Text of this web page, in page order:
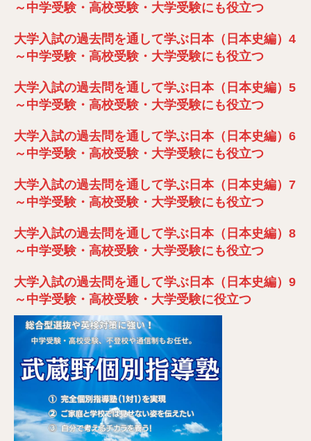
～中学受験・高校受験・大学受験にも役立つ
大学入試の過去問を通して学ぶ日本（日本史編）4
～中学受験・高校受験・大学受験にも役立つ
大学入試の過去問を通して学ぶ日本（日本史編）5
～中学受験・高校受験・大学受験にも役立つ
大学入試の過去問を通して学ぶ日本（日本史編）6
～中学受験・高校受験・大学受験にも役立つ
大学入試の過去問を通して学ぶ日本（日本史編）7
～中学受験・高校受験・大学受験にも役立つ
大学入試の過去問を通して学ぶ日本（日本史編）8
～中学受験・高校受験・大学受験にも役立つ
大学入試の過去問を通して学ぶ日本（日本史編）9
～中学受験・高校受験・大学受験に役立つ